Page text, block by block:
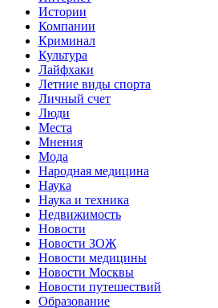
Истории
Компании
Криминал
Культура
Лайфхаки
Летние виды спорта
Личный счет
Люди
Места
Мнения
Мода
Народная медицина
Наука
Наука и техника
Недвижимость
Новости
Новости ЗОЖ
Новости медицины
Новости Москвы
Новости путешествий
Образование